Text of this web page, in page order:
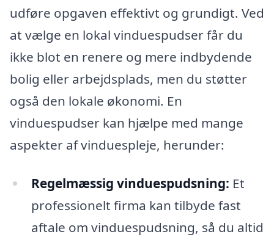
udføre opgaven effektivt og grundigt. Ved
at vælge en lokal vinduespudser får du
ikke blot en renere og mere indbydende
bolig eller arbejdsplads, men du støtter
også den lokale økonomi. En
vinduespudser kan hjælpe med mange
aspekter af vinduespleje, herunder:
Regelmæssig vinduespudsning: Et
professionelt firma kan tilbyde fast
aftale om vinduespudsning, så du altid